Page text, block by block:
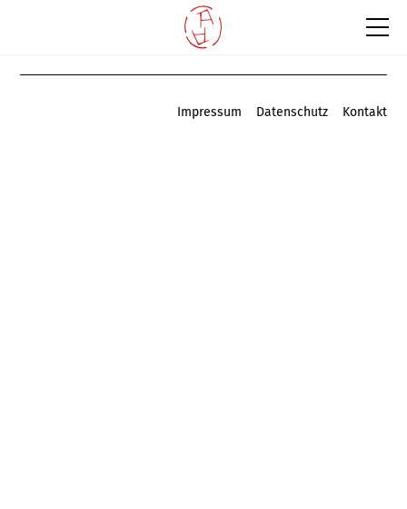
Impressum Datenschutz Kontakt